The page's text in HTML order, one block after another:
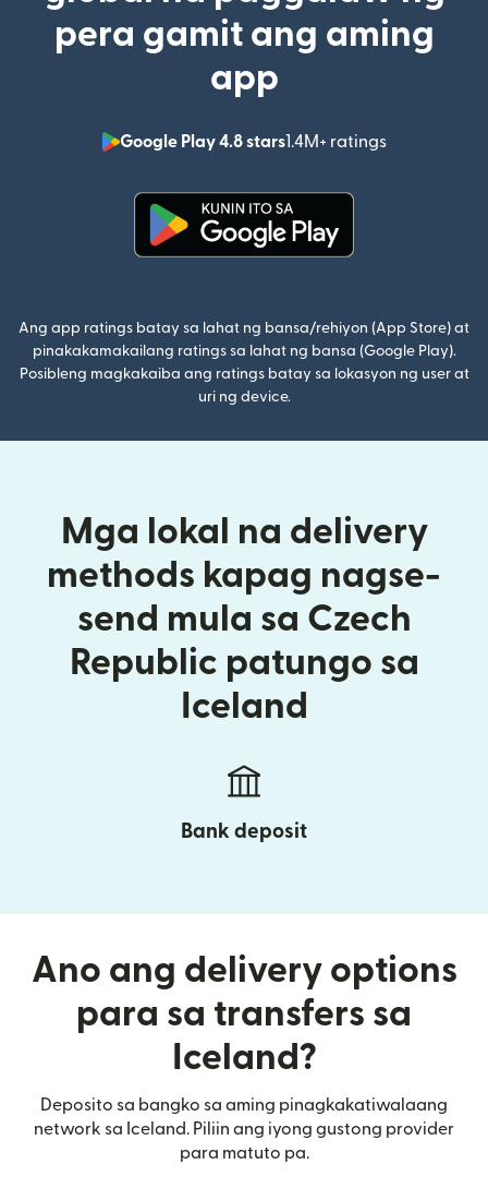
pera gamit ang aming
app
Google Play 4.8 stars1.4M+ ratings
(bubukas
Ang app ratings batay sa lahat ng bansa/rehiyon (App Store) at
pinakakamakailang ratings sa lahat ng bansa (Google Play).
Posibleng magkakaiba ang ratings batay sa lokasyon ng user at
uri ng device.
Mga lokal na delivery
methods kapag nagse-
send mula sa Czech
Republic patungo sa
Iceland
Bank deposit
Ano ang delivery options
para sa transfers sa
Iceland?
Deposito sa bangko sa aming pinagkakatiwalaang
network sa Iceland. Piliin ang iyong gustong provider
para matuto pa.